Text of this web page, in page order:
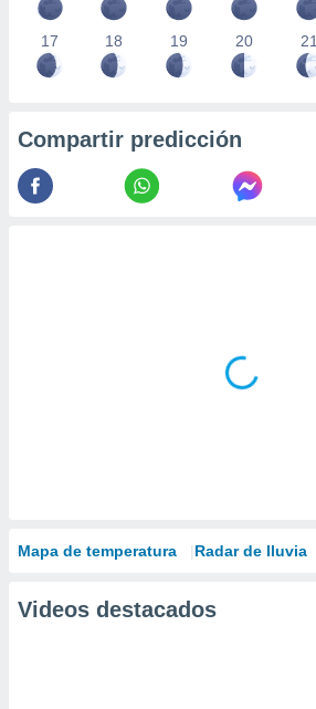
17 18 19 20 21
Compartir predicción
Mapa de temperatura Radar de lluvia
Videos destacados